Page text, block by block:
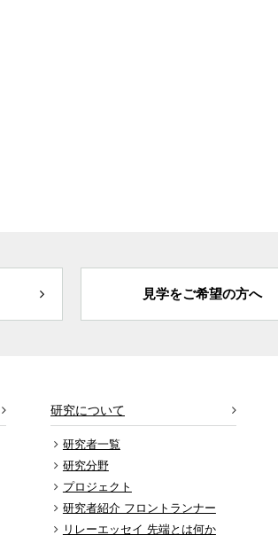
見学をご希望の方へ
研究について
研究者一覧
研究分野
プロジェクト
研究者紹介 フロントランナー
リレーエッセイ 先端とは何か